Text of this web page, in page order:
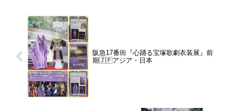
阪急17番街『心踊る宝塚歌劇衣装展』前
期🇯🇵アジア・日本